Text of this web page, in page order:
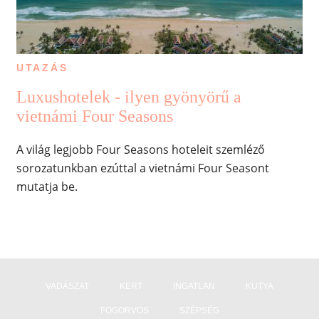
UTAZÁS
Luxushotelek - ilyen gyönyörű a
vietnámi Four Seasons
A világ legjobb Four Seasons hoteleit szemléző
sorozatunkban ezúttal a vietnámi Four Seasont
mutatja be.